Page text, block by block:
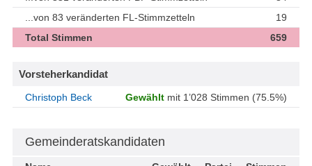
...von 83 veränderten FL-Stimmzetteln
19
Total Stimmen
659
Vorsteherkandidat
Christoph Beck Gewählt mit 1’028 Stimmen (75.5%)
Gemeinderatskandidaten